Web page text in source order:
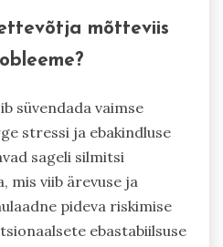
mõtteviis
süvendada vaimse
stressi ja ebakindluse
sageli silmitsi
mis viib ärevuse ja
pideva riskimise
ebastabiilsuse